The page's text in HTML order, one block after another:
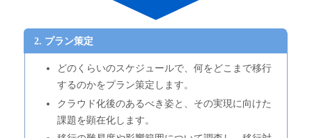
2. プラン策定
どのくらいのスケジュールで、何をどこまで移行
するのかをプラン策定します。
クラウド化後のあるべき姿と、その実現に向けた
課題を顕在化します。